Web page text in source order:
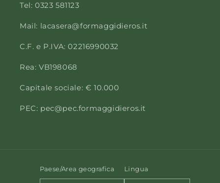
Tel: 0323 581123
Mail: lacasera@formaggidieros.it
C.F. e P.IVA: 02216990032
Rea: VB198068
Capitale sociale: € 10.000
PEC: pec@pec.formaggidieros.it
Paese/Area geografica Lingua